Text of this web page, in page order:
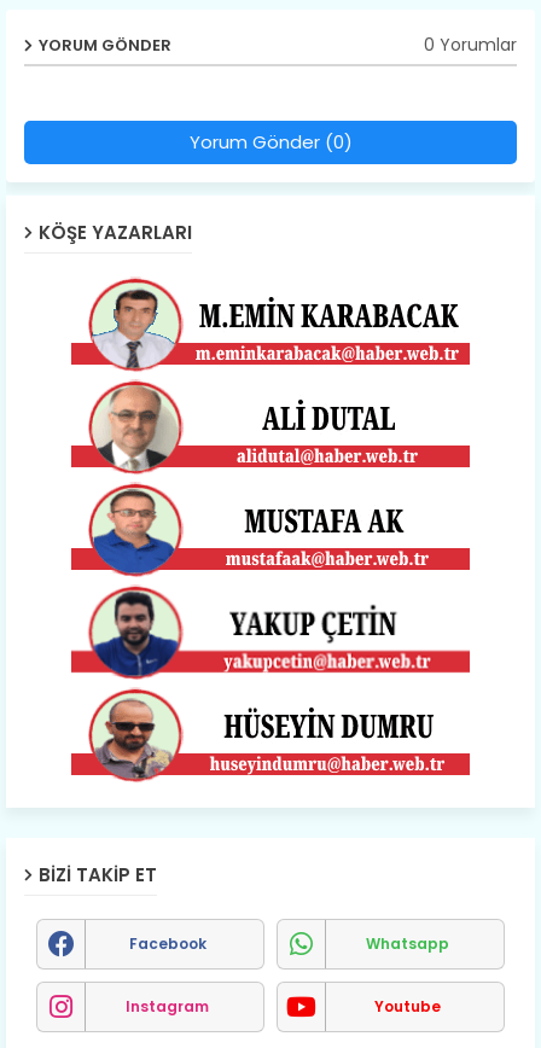
YORUM GÖNDER 0 Yorumlar
Yorum Gönder (0)
KÖŞE YAZARLARI
BIZI TAKIP ET
Facebook Whatsapp
Instagram Youtube